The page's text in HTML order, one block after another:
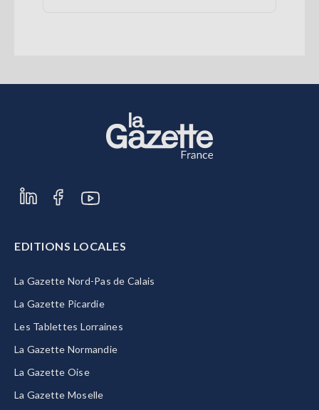
EDITIONS LOCALES
La Gazette Nord-Pas de Calais
La Gazette Picardie
Les Tablettes Lorraines
La Gazette Normandie
La Gazette Oise
La Gazette Moselle